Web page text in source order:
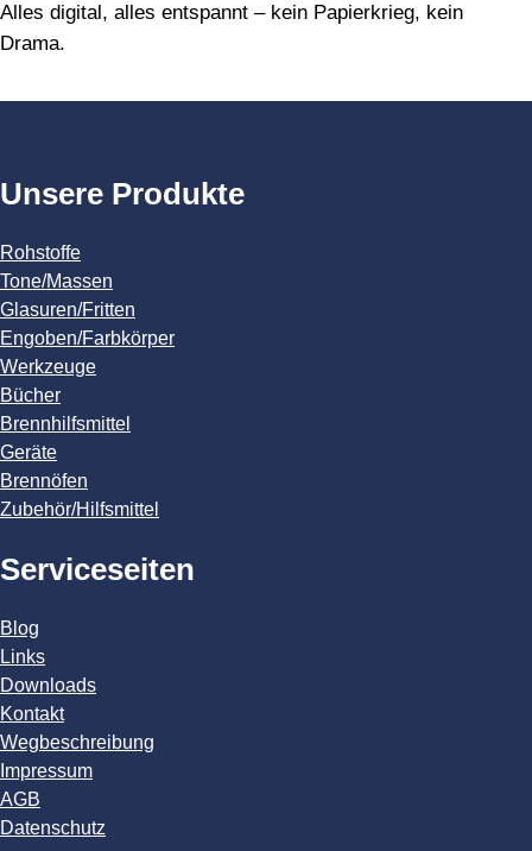
Alles digital, alles entspannt – kein Papierkrieg, kein
Drama.
Unsere Produkte
Rohstoffe
Tone/Massen
Glasuren/Fritten
Engoben/Farbkörper
Werkzeuge
Bücher
Brennhilfsmittel
Geräte
Brennöfen
Zubehör/Hilfsmittel
Serviceseiten
Blog
Links
Downloads
Kontakt
Wegbeschreibung
Impressum
AGB
Datenschutz